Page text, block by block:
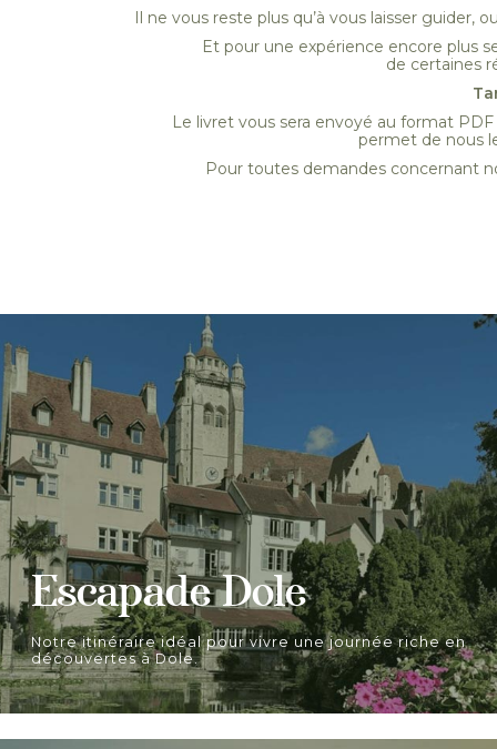
Il ne vous reste plus qu’à vous laisser guider,
Et pour une expérience encore plus
de certaines
Le livret vous sera envoyé au format
permet de nous
Pour toutes demandes concernant
Escapade Dole
Notre itinéraire idéal pour vivre une journée riche en
découvertes à Dole.